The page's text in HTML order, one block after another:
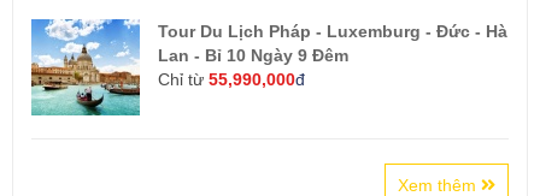
Tour Du Lịch Pháp - Luxemburg - Đức - Hà
Lan - Bỉ 10 Ngày 9 Đêm
Chỉ từ 55,990,000đ
Xem thêm